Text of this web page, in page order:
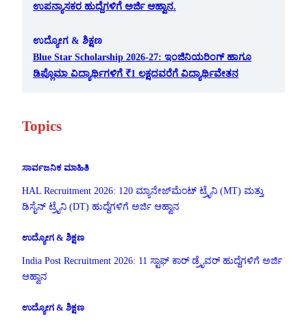
ಉಪನ್ಯಾಸಕರ ಹುದ್ದೆಗಳಿಗೆ ಅರ್ಜಿ ಆಹ್ವಾನ.
ಉದ್ಯೋಗ & ಶಿಕ್ಷಣ
Blue Star Scholarship 2026-27: ಇಂಜಿನಿಯರಿಂಗ್ ಹಾಗೂ
ಡಿಪ್ಲೊಮಾ ವಿದ್ಯಾರ್ಥಿಗಳಿಗೆ ₹1 ಲಕ್ಷದವರೆಗೆ ವಿದ್ಯಾರ್ಥಿವೇತನ
Topics
ಸಾರ್ವಜನಿಕ ಮಾಹಿತಿ
HAL Recruitment 2026: 120 ಮ್ಯಾನೇಜ್‌ಮೆಂಟ್ ಟ್ರೈನಿ (MT) ಮತ್ತು
ಡಿಸೈನ್ ಟ್ರೈನಿ (DT) ಹುದ್ದೆಗಳಿಗೆ ಅರ್ಜಿ ಆಹ್ವಾನ
ಉದ್ಯೋಗ & ಶಿಕ್ಷಣ
India Post Recruitment 2026: 11 ಸ್ಟಾಫ್ ಕಾರ್ ಡ್ರೈವರ್ ಹುದ್ದೆಗಳಿಗೆ ಅರ್ಜಿ
ಆಹ್ವಾನ
ಉದ್ಯೋಗ & ಶಿಕ್ಷಣ